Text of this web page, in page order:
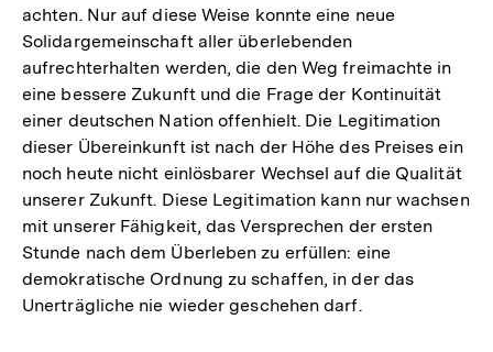
achten. Nur auf diese Weise konnte eine neue
Solidargemeinschaft aller überlebenden
aufrechterhalten werden, die den Weg freimachte in
eine bessere Zukunft und die Frage der Kontinuität
einer deutschen Nation offenhielt. Die Legitimation
dieser Übereinkunft ist nach der Höhe des Preises ein
noch heute nicht einlösbarer Wechsel auf die Qualität
unserer Zukunft. Diese Legitimation kann nur wachsen
mit unserer Fähigkeit, das Versprechen der ersten
Stunde nach dem Überleben zu erfüllen: eine
demokratische Ordnung zu schaffen, in der das
Unerträgliche nie wieder geschehen darf.